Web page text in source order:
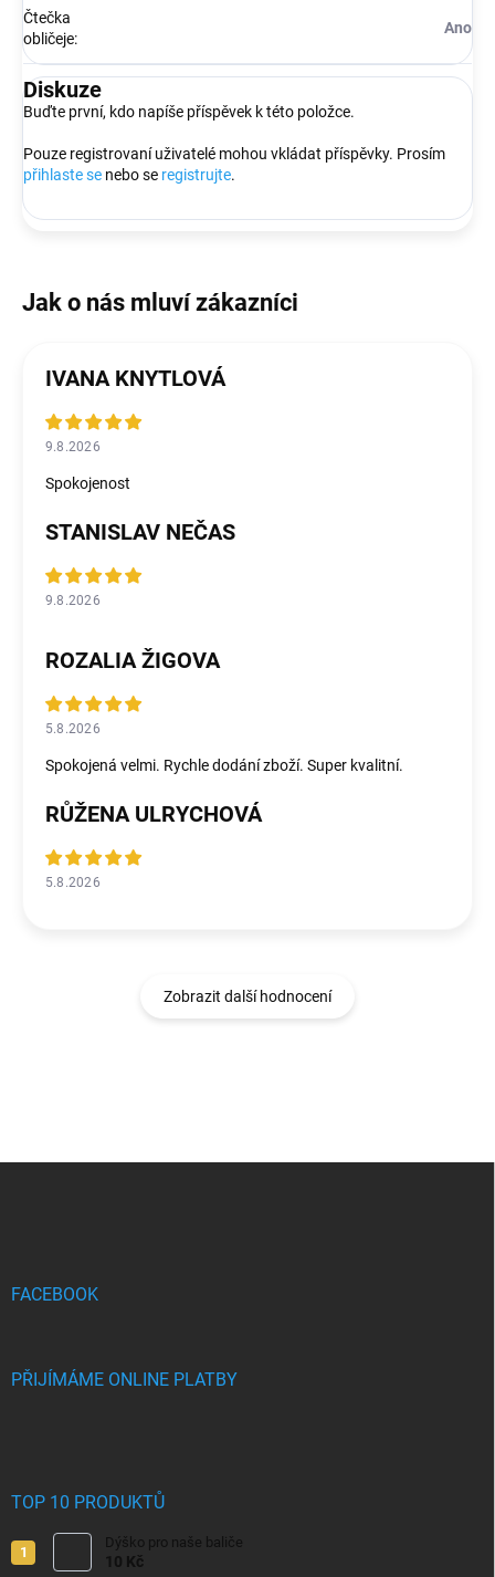
Čtečka
obličeje:
Ano
Diskuze
Buďte první, kdo napíše příspěvek k této položce.
Pouze registrovaní uživatelé mohou vkládat příspěvky. Prosím
přihlaste se nebo se registrujte.
IVANA KNYTLOVÁ
9.8.2026
Spokojenost
STANISLAV NEČAS
9.8.2026
ROZALIA ŽIGOVA
5.8.2026
Spokojená velmi. Rychle dodání zboží. Super kvalitní.
RŮŽENA ULRYCHOVÁ
5.8.2026
Zobrazit další hodnocení
FACEBOOK
PŘIJÍMÁME ONLINE PLATBY
TOP 10 PRODUKTŮ
Dýško pro naše baliče
10 Kč